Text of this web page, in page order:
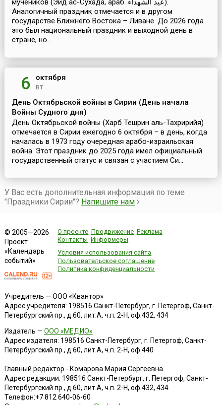
мучеников (Эйд ас-Сухада, араб. عيد الشهداء‎).
Аналогичный праздник отмечается и в другом
государстве Ближнего Востока – Ливане. До 2026 года
это был национальный праздник и выходной день в
стране, но...
6 октября
вт
День Октябрьской войны в Сирии (День начала
Войны Судного дня)
День Октябрьской войны (Харб Тешрин аль-Тахририйя)
отмечается в Сирии ежегодно 6 октября – в день, когда
началась в 1973 году очередная арабо-израильская
война. Этот праздник до 2025 года имел официальный
государственный статус и связан с участием Си...
У Вас есть дополнительная информация по теме
"Праздники Сирии"? Напишите нам
© 2005—2026
Проект
«Календарь
событий»
О проекте Продвижение Реклама
Контакты Информеры
Условия использования сайта
Пользовательское соглашение
Политика конфиденциальности
Учредитель — ООО «Квантор»
Адрес учредителя: 198516 Санкт-Петербург, г. Петергоф, Санкт-
Петербургский пр., д.60, лит.А, ч.п. 2-Н, оф.432, 434
Издатель — ООО «МЕДИО»
Адрес издателя: 198516 Санкт-Петербург, г. Петергоф, Санкт-
Петербургский пр., д.60, лит.А, ч.п. 2-Н, оф.440
Главный редактор - Комарова Мария Сергеевна
Адрес редакции: 198516 Санкт-Петербург, г. Петергоф, Санкт-
Петербургский пр., д.60, лит.А, ч.п. 2-Н, оф.432, 434
Телефон:+7 812 640-06-60